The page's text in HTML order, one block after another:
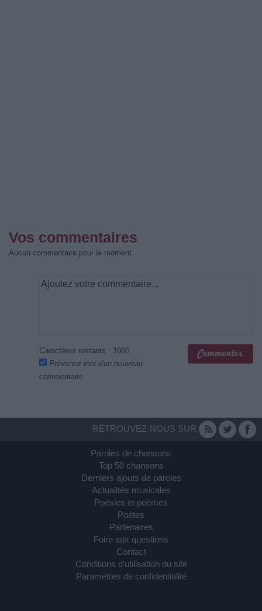
Vos commentaires
Aucun commentaire pour le moment
Caractères restants : 1000
Prévenez-moi d'un nouveau
commentaire
RETROUVEZ-NOUS SUR
Paroles de chansons
Top 50 chansons
Derniers ajouts de paroles
Actualités musicales
Poésies et poèmes
Poètes
Partenaires
Foire aux questions
Contact
Conditions d'utilisation du site
Paramètres de confidentialité